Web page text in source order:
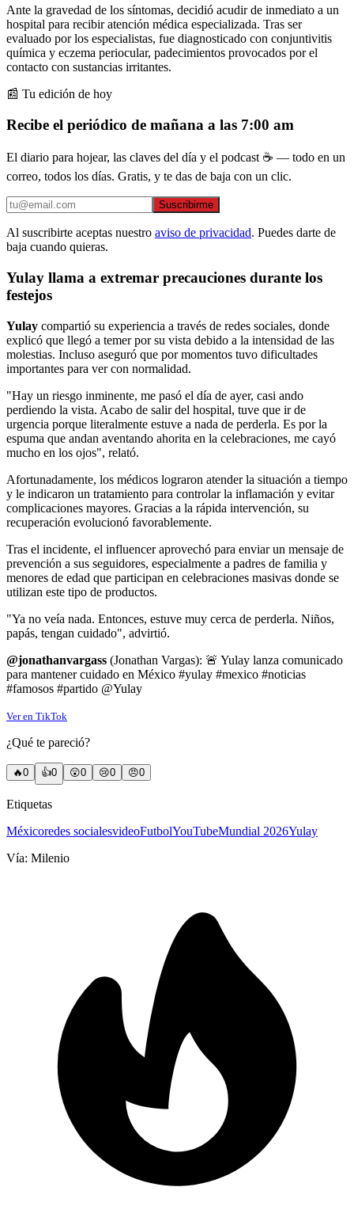
Ante la gravedad de los síntomas, decidió acudir de inmediato a un
hospital para recibir atención médica especializada. Tras ser
evaluado por los especialistas, fue diagnosticado con conjuntivitis
química y eczema periocular, padecimientos provocados por el
contacto con sustancias irritantes.
📰 Tu edición de hoy
Recibe el periódico de mañana a las 7:00 am
El diario para hojear, las claves del día y el podcast ☕ — todo en un
correo, todos los días. Gratis, y te das de baja con un clic.
Suscribirme
Al suscribirte aceptas nuestro aviso de privacidad. Puedes darte de
baja cuando quieras.
Yulay llama a extremar precauciones durante los
festejos
Yulay compartió su experiencia a través de redes sociales, donde
explicó que llegó a temer por su vista debido a la intensidad de las
molestias. Incluso aseguró que por momentos tuvo dificultades
importantes para ver con normalidad.
"Hay un riesgo inminente, me pasó el día de ayer, casi ando
perdiendo la vista. Acabo de salir del hospital, tuve que ir de
urgencia porque literalmente estuve a nada de perderla. Es por la
espuma que andan aventando ahorita en la celebraciones, me cayó
mucho en los ojos", relató.
Afortunadamente, los médicos lograron atender la situación a tiempo
y le indicaron un tratamiento para controlar la inflamación y evitar
complicaciones mayores. Gracias a la rápida intervención, su
recuperación evolucionó favorablemente.
Tras el incidente, el influencer aprovechó para enviar un mensaje de
prevención a sus seguidores, especialmente a padres de familia y
menores de edad que participan en celebraciones masivas donde se
utilizan este tipo de productos.
"Ya no veía nada. Entonces, estuve muy cerca de perderla. Niños,
papás, tengan cuidado", advirtió.
@jonathanvargass (Jonathan Vargas): 🚨 Yulay lanza comunicado
para mantener cuidado en México #yulay #mexico #noticias
#famosos #partido @Yulay
Ver en TikTok
¿Qué te pareció?
🔥0 👍0 😲0 😢0 😠0
Etiquetas
Méxicoredes socialesvideoFutbolYouTubeMundial 2026Yulay
Vía: Milenio